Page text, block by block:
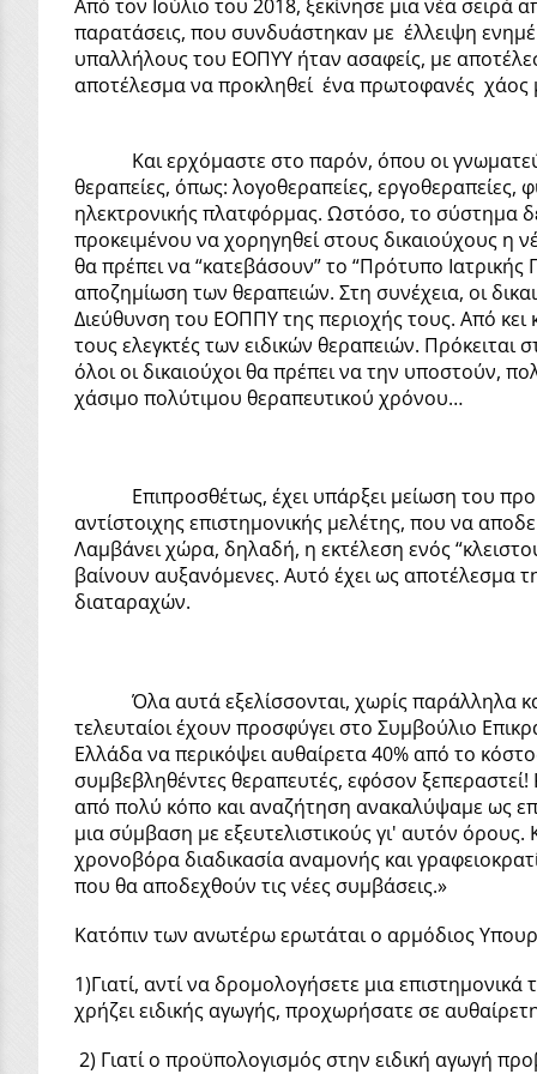
Από τον Ιούλιο του 2018, ξεκίνησε μια νέα
παρατάσεις, που συνδυάστηκαν με έλλειψη
υπαλλήλους του ΕΟΠΥΥ ήταν ασαφείς, με
αποτέλεσμα να προκληθεί ένα πρωτοφανές χάος
Και ερχόμαστε στο παρόν, όπου οι
θεραπείες, όπως: λογοθεραπείες, εργοθεραπείες,
ηλεκτρονικής πλατφόρμας. Ωστόσο, το σύστημα
προκειμένου να χορηγηθεί στους δικαιούχους
θα πρέπει να “κατεβάσουν” το “Πρότυπο
αποζημίωση των θεραπειών. Στη συνέχεια, οι
Διεύθυνση του ΕΟΠΠΥ της περιοχής τους. Από κει
τους ελεγκτές των ειδικών θεραπειών.
όλοι οι δικαιούχοι θα πρέπει να την υποστούν,
χάσιμο πολύτιμου θεραπευτικού χρόνου…
Επιπροσθέτως, έχει υπάρξει μείωση του
αντίστοιχης επιστημονικής μελέτης, που να
Λαμβάνει χώρα, δηλαδή, η εκτέλεση ενός
βαίνουν αυξανόμενες. Αυτό έχει ως αποτέλεσμα
διαταραχών.
Όλα αυτά εξελίσσονται, χωρίς παράλληλα
τελευταίοι έχουν προσφύγει στο Συμβούλιο
Ελλάδα να περικόψει αυθαίρετα 40% από το
συμβεβληθέντες θεραπευτές, εφόσον
από πολύ κόπο και αναζήτηση ανακαλύψαμε ως
μια σύμβαση με εξευτελιστικούς γι' αυτόν
χρονοβόρα διαδικασία αναμονής και
που θα αποδεχθούν τις νέες συμβάσεις.»
Κατόπιν των ανωτέρω ερωτάται ο αρμόδιος
1)Γιατί, αντί να δρομολογήσετε μια
χρήζει ειδικής αγωγής, προχωρήσατε σε
2) Γιατί ο προϋπολογισμός στην ειδική αγωγή